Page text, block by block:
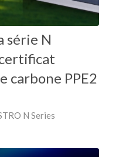
série N
carbone PPE2
N Series